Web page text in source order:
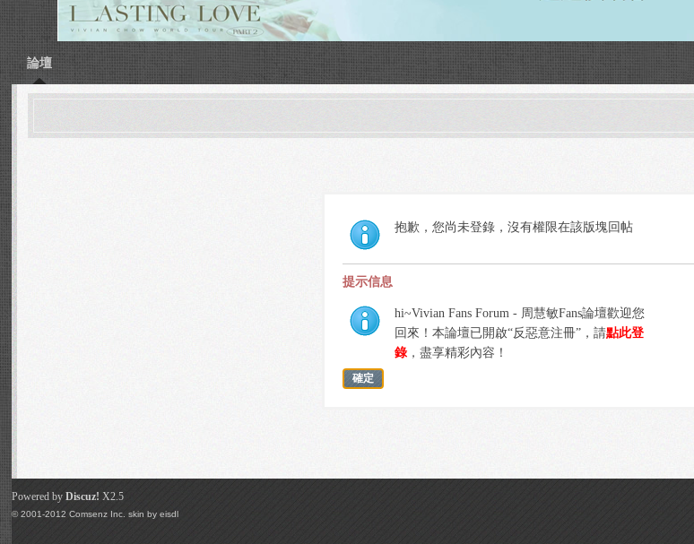
論壇
抱歉，您尚未登錄，沒有權限在該版塊回帖
提示信息
hi~Vivian Fans Forum - 周慧敏Fans論壇歡迎您
回來！本論壇已開啟“反惡意注冊”，請點此登
錄，盡享精彩內容！
確定
Powered byDiscuz! X2.5
© 2001-2012Comsenz Inc. skin byeisdl